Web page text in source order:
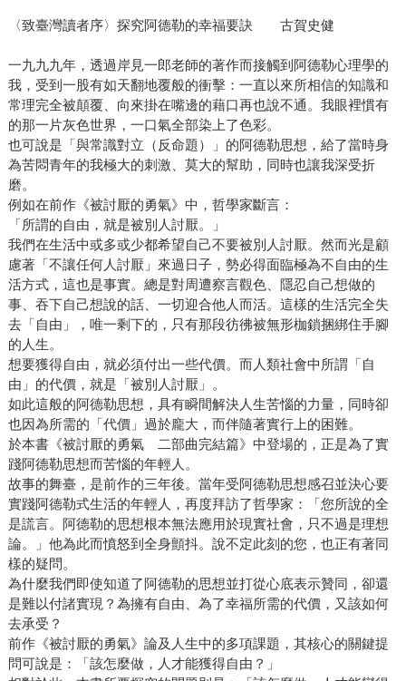
〈致臺灣讀者序〉探究阿德勒的幸福要訣 古賀史健
一九九九年，透過岸見一郎老師的著作而接觸到阿德勒心理學的
我，受到一股有如天翻地覆般的衝擊：一直以來所相信的知識和
常理完全被顛覆、向來掛在嘴邊的藉口再也說不通。我眼裡慣有
的那一片灰色世界，一口氣全部染上了色彩。
也可說是「與常識對立（反命題）」的阿德勒思想，給了當時身
為苦悶青年的我極大的刺激、莫大的幫助，同時也讓我深受折
磨。
例如在前作《被討厭的勇氣》中，哲學家斷言：
「所謂的自由，就是被別人討厭。」
我們在生活中或多或少都希望自己不要被別人討厭。然而光是顧
慮著「不讓任何人討厭」來過日子，勢必得面臨極為不自由的生
活方式，這也是事實。總是對周遭察言觀色、隱忍自己想做的
事、吞下自己想說的話、一切迎合他人而活。這樣的生活完全失
去「自由」，唯一剩下的，只有那段彷彿被無形枷鎖捆綁住手腳
的人生。
想要獲得自由，就必須付出一些代價。而人類社會中所謂「自
由」的代價，就是「被別人討厭」。
如此這般的阿德勒思想，具有瞬間解決人生苦惱的力量，同時卻
也因為所需的「代價」過於龐大，而伴隨著實行上的困難。
於本書《被討厭的勇氣 二部曲完結篇》中登場的，正是為了實
踐阿德勒思想而苦惱的年輕人。
故事的舞臺，是前作的三年後。當年受阿德勒思想感召並決心要
實踐阿德勒式生活的年輕人，再度拜訪了哲學家：「您所說的全
是謊言。阿德勒的思想根本無法應用於現實社會，只不過是理想
論。」他為此而憤怒到全身顫抖。說不定此刻的您，也正有著同
樣的疑問。
為什麼我們即使知道了阿德勒的思想並打從心底表示贊同，卻還
是難以付諸實現？為擁有自由、為了幸福所需的代價，又該如何
去承受？
前作《被討厭的勇氣》論及人生中的多項課題，其核心的關鍵提
問可說是：「該怎麼做，人才能獲得自由？」